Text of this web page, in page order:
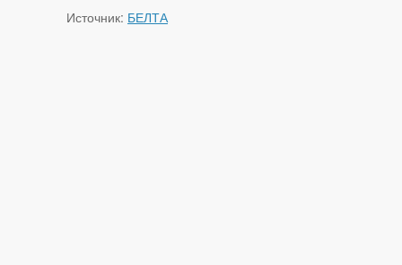
Источник: БЕЛТА